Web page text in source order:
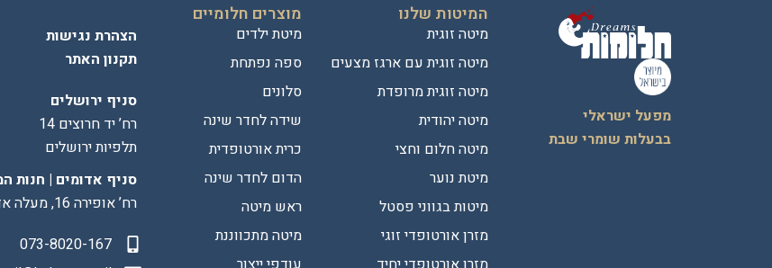
מפעל ישראלי
בבעלות שומרי שבת
המיטות שלנו
מיטה זוגית
מיטה זוגית עם ארגז מצעים
מיטה זוגית מרופדת
מיטה יהודית
מיטה חלום וחצי
מיטת נוער
מיטות בגווני פסטל
מזרן אורטופדי זוגי
מוצרים חלומיים
מיטת ילדים
ספה נפתחת
סלונים
שידה לחדר שינה
כרית אורטופדית
הדום לחדר שינה
ראש מיטה
מיטה מתכווננת
הצהרת נגישות
תקנון האתר
סניף ירושלים
רח’ יד חרוצים 14
תלפיות ירושלים
סניף אדומים | חנות
רח’ אופירה 16, מעלה אדומים
073-8020-167